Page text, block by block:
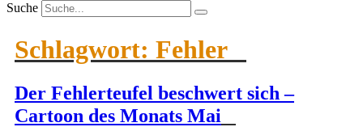
Suche
Schlagwort: Fehler
Der Fehler­teufel beschwert sich –
Cartoon des Monats Mai